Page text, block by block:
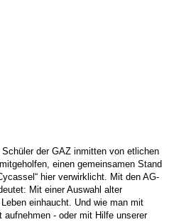
der GAZ inmitten von etlichen
einen gemeinsamen Stand
hier verwirklicht. Mit den AG-
Mit einer Auswahl alter
einhaucht. Und wie man mit
- oder mit Hilfe unserer